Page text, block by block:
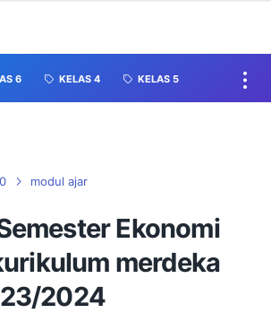
6 KELAS 4 KELAS 5
modul ajar
Ekonomi
merdeka
2024